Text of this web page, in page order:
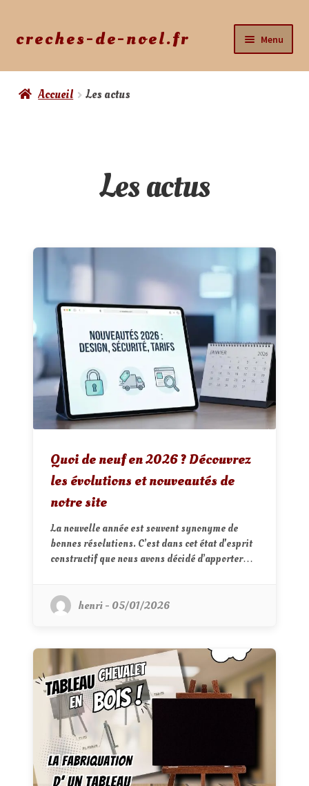
creches-de-noel.fr Menu
Accueil
Actus
Santons
La Crècheosphére
Les Galeries
Accueil Les actus
Les actus
Quoi de neuf en 2026 ? Découvrez
les évolutions et nouveautés de
notre site
La nouvelle année est souvent synonyme de
bonnes résolutions. C’est dans cet état d'esprit
constructif que nous avons décidé d’apporter…
henri - 05/01/2026